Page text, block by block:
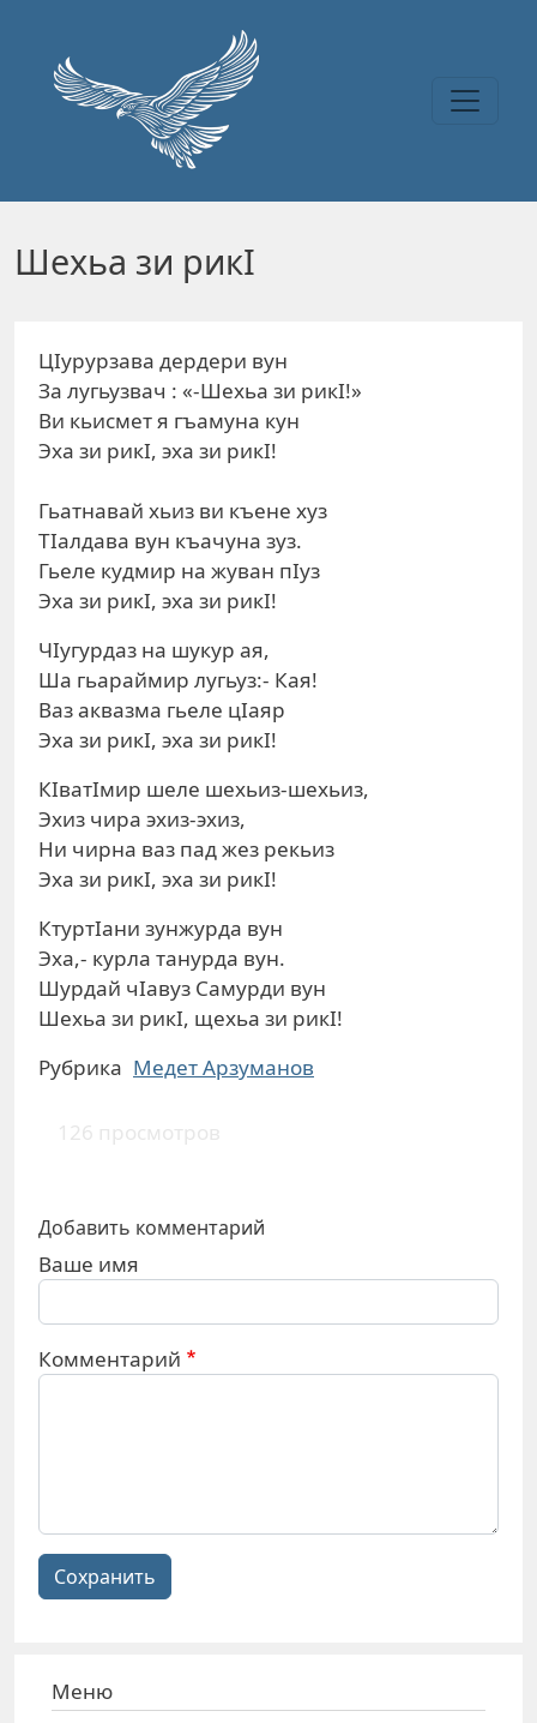
Шехьа зи рикI
ЦIурурзава дердери вун
За лугьузвач : «-Шехьа зи рикI!»
Ви кьисмет я гъамуна кун
Эха зи рикI, эха зи рикI!
Гьатнавай хьиз ви къене хуз
ТIалдава вун къачуна зуз.
Гьеле кудмир на жуван пIуз
Эха зи рикI, эха зи рикI!
ЧIугурдаз на шукур ая,
Ша гьараймир лугьуз:- Кая!
Ваз аквазма гьеле цIаяр
Эха зи рикI, эха зи рикI!
КIватIмир шеле шехьиз-шехьиз,
Эхиз чира эхиз-эхиз,
Ни чирна ваз пад жез рекьиз
Эха зи рикI, эха зи рикI!
КтуртIани зунжурда вун
Эха,- курла танурда вун.
Шурдай чIавуз Самурди вун
Шехьа зи рикI, щехьа зи рикI!
Рубрика Медет Арзуманов
126 просмотров
Добавить комментарий
Ваше имя
Комментарий
Сохранить
Меню